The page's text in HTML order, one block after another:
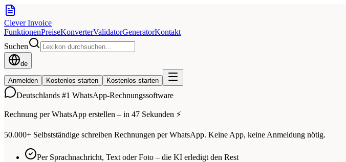
Clever Invoice
FunktionenPreiseKonverterValidatorGeneratorKontakt
Suchen
de
Anmelden Kostenlos starten Kostenlos starten
Deutschlands #1 WhatsApp-Rechnungssoftware
Rechnung per WhatsApp erstellen – in 47 Sekunden ⚡
50.000+ Selbstständige schreiben Rechnungen per WhatsApp. Keine App, keine Anmeldung nötig.
Per Sprachnachricht, Text oder Foto – die KI erledigt den Rest